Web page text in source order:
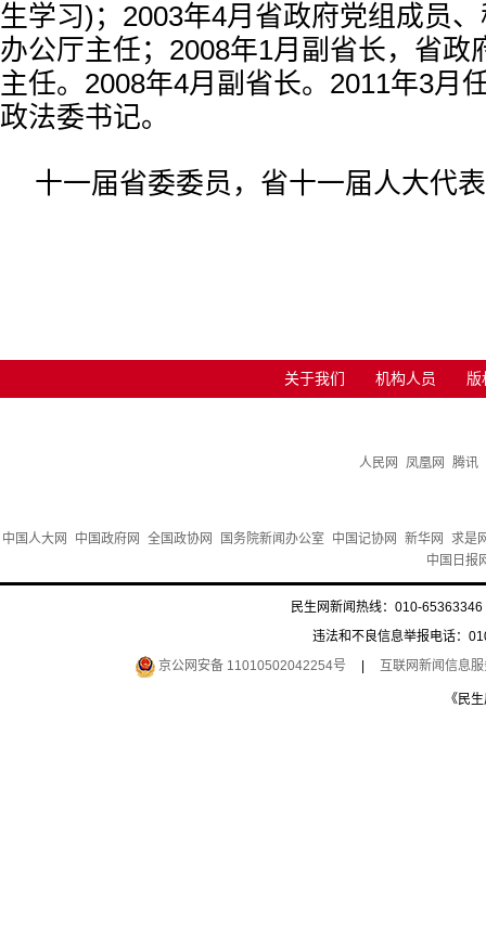
生学习)；2003年4月省政府党组成员
办公厅主任；2008年1月副省长，省政
主任。2008年4月副省长。2011年3月
政法委书记。
十一届省委委员，省十一届人大代
关于我们 机构人员 版
人民网 凤凰网 腾讯
中国人大网 中国政府网 全国政协网 国务院新闻办公室 中国记协网 新华网
求是
中国日报
民生网新闻热线：010-
违法和不良信息举报电话：
京公网安备 11010502042254号
互联网新闻信息
《民